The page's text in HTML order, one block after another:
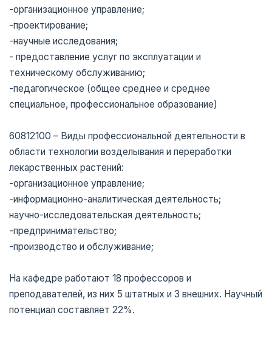
-организационное управление;
-проектирование;
-научные исследования;
- предоставление услуг по эксплуатации и
техническому обслуживанию;
-педагогическое (общее среднее и среднее
специальное, профессиональное образование)
60812100 – Виды профессиональной деятельности в
области технологии возделывания и переработки
лекарственных растений:
-организационное управление;
-информационно-аналитическая деятельность;
научно-исследовательская деятельность;
-предпринимательство;
-производство и обслуживание;
На кафедре работают 18 профессоров и
преподавателей, из них 5 штатных и 3 внешних. Научный
потенциал составляет 22%.